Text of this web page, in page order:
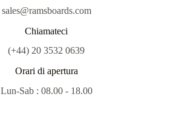
sales@ramsboards.com
Chiamateci
(+44) 20 3532 0639
Orari di apertura
Lun-Sab : 08.00 - 18.00